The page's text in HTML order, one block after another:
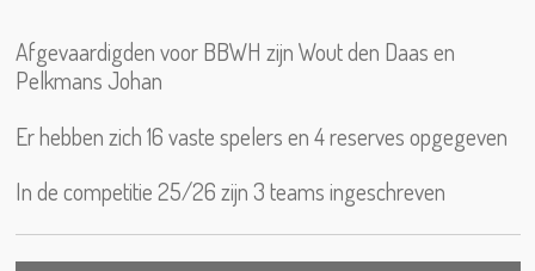
Afgevaardigden voor BBWH zijn Wout den Daas en
Pelkmans Johan
Er hebben zich 16 vaste spelers en 4 reserves opgegeven
In de competitie 25/26 zijn 3 teams ingeschreven